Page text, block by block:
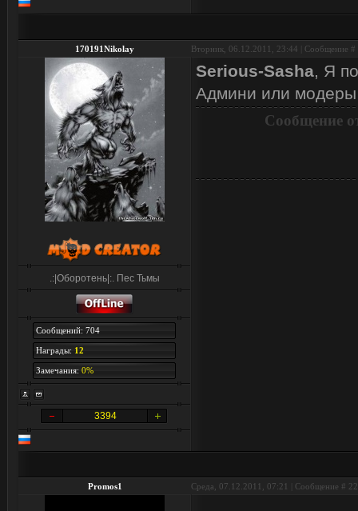
170191Nikolay Вторник, 06.12.2011, 23:44 | Сообщение #
.:|Оборотень|:. Пес Тьмы
Сообщений: 704
Награды: 12
Замечания: 0%
3394
Serious-Sasha, Я
Админи или модеры
Сообщение
Promos1 Среда, 07.12.2011, 07:21 | Сообщение # 22